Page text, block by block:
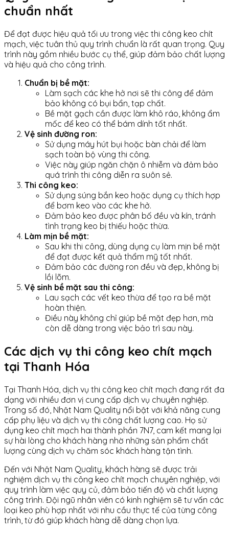
chuẩn nhất
Để đạt được hiệu quả tối ưu trong việc thi công keo chít
mạch, việc tuân thủ quy trình chuẩn là rất quan trọng. Quy
trình này gồm nhiều bước cụ thể, giúp đảm bảo chất lượng
và hiệu quả cho công trình.
Chuẩn bị bề mặt:
Làm sạch các khe hở nơi sẽ thi công để đảm
bảo không có bụi bẩn, tạp chất.
Bề mặt gạch cần được làm khô ráo, không ẩm
mốc để keo có thể bám dính tốt nhất.
Vệ sinh đường ron:
Sử dụng máy hút bụi hoặc bàn chải để làm
sạch toàn bộ vùng thi công.
Việc này giúp ngăn chặn ô nhiễm và đảm bảo
quá trình thi công diễn ra suôn sẻ.
Thi công keo:
Sử dụng súng bắn keo hoặc dụng cụ thích hợp
để bơm keo vào các khe hở.
Đảm bảo keo được phân bố đều và kín, tránh
tình trạng keo bị thiếu hoặc thừa.
Làm mịn bề mặt:
Sau khi thi công, dùng dụng cụ làm mịn bề mặt
để đạt được kết quả thẩm mỹ tốt nhất.
Đảm bảo các đường ron đều và đẹp, không bị
lồi lõm.
Vệ sinh bề mặt sau thi công:
Lau sạch các vết keo thừa để tạo ra bề mặt
hoàn thiện.
Điều này không chỉ giúp bề mặt đẹp hơn, mà
còn dễ dàng trong việc bảo trì sau này.
Các dịch vụ thi công keo chít mạch
tại Thanh Hóa
Tại Thanh Hóa, dịch vụ thi công keo chít mạch đang rất đa
dạng với nhiều đơn vị cung cấp dịch vụ chuyên nghiệp.
Trong số đó, Nhật Nam Quality nổi bật với khả năng cung
cấp phụ liệu và dịch vụ thi công chất lượng cao. Họ sử
dụng keo chít mạch hai thành phần 7N7, cam kết mang lại
sự hài lòng cho khách hàng nhờ những sản phẩm chất
lượng cùng dịch vụ chăm sóc khách hàng tận tình.
Đến với Nhật Nam Quality, khách hàng sẽ được trải
nghiệm dịch vụ thi công keo chít mạch chuyên nghiệp, với
quy trình làm việc quy củ, đảm bảo tiến độ và chất lượng
công trình. Đội ngũ nhân viên có kinh nghiệm sẽ tư vấn các
loại keo phù hợp nhất với nhu cầu thực tế của từng công
trình, từ đó giúp khách hàng dễ dàng chọn lựa.